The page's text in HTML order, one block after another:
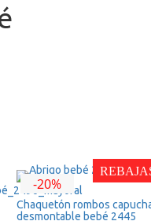
-20%
Chaquetón rombos
desmontable bebé 2445